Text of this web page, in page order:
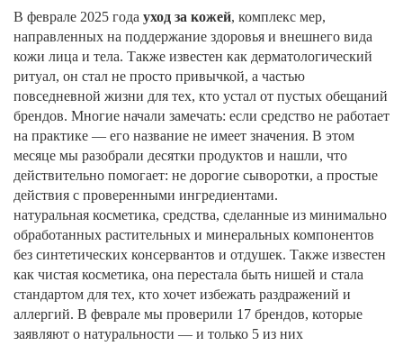
В феврале 2025 года уход за кожей, комплекс мер,
направленных на поддержание здоровья и внешнего вида
кожи лица и тела. Также известен как дерматологический
ритуал, он стал не просто привычкой, а частью
повседневной жизни для тех, кто устал от пустых обещаний
брендов. Многие начали замечать: если средство не работает
на практике — его название не имеет значения. В этом
месяце мы разобрали десятки продуктов и нашли, что
действительно помогает: не дорогие сыворотки, а простые
действия с проверенными ингредиентами.
натуральная косметика, средства, сделанные из минимально
обработанных растительных и минеральных компонентов
без синтетических консервантов и отдушек. Также известен
как чистая косметика, она перестала быть нишей и стала
стандартом для тех, кто хочет избежать раздражений и
аллергий. В феврале мы проверили 17 брендов, которые
заявляют о натуральности — и только 5 из них